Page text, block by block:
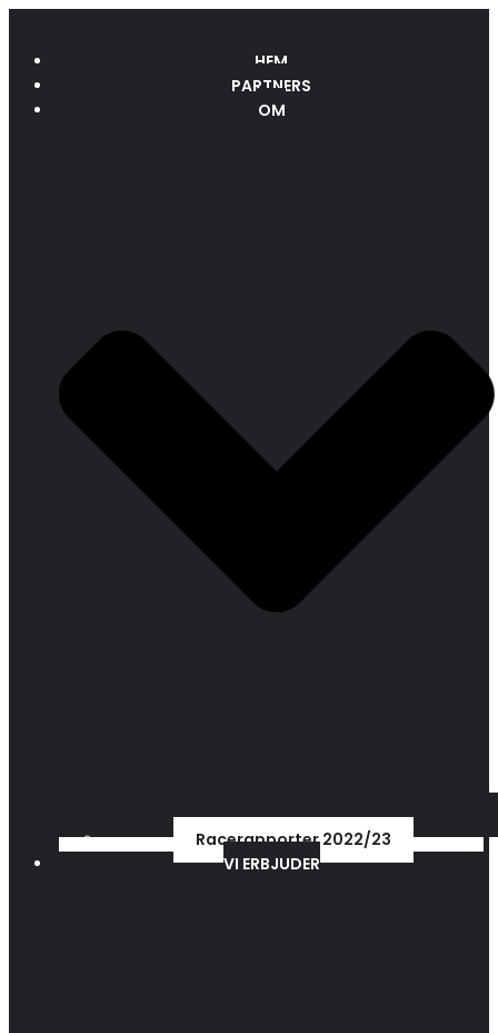
HEM
PARTNERS
OM
Racerapporter 2022/23
VI ERBJUDER